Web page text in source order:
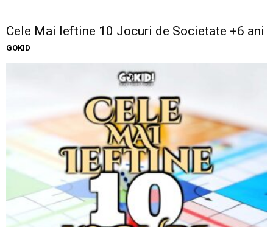
Cele Mai Ieftine 10 Jocuri de Societate +6 ani
GOKID